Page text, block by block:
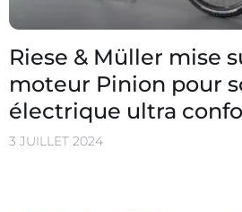
Riese & Müller mise
moteur Pinion pour
électrique ultra
3 JUILLET 2024